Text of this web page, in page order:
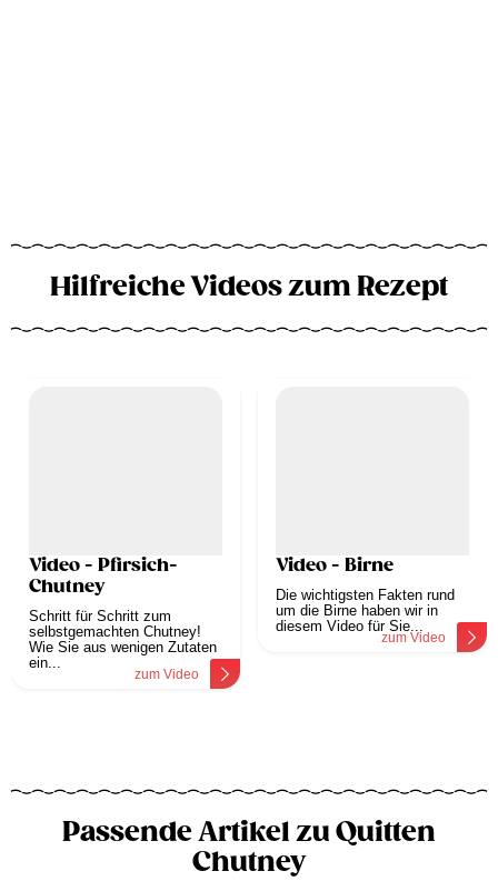
Hilfreiche Videos zum Rezept
Video - Pfirsich-
Chutney
Schritt für Schritt zum
selbstgemachten Chutney!
Wie Sie aus wenigen Zutaten
ein...
zum Video
Video - Birne
Die wichtigsten Fakten rund
um die Birne haben wir in
diesem Video für Sie...
zum Video
Passende Artikel zu Quitten
Chutney